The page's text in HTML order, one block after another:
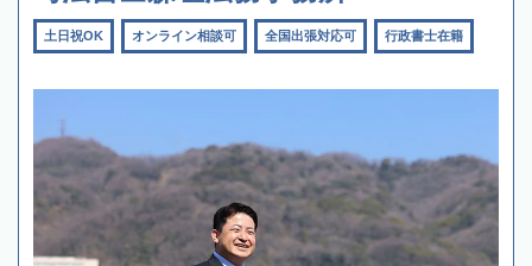
土日祝OK オンライン相談可 全国出張対応可 行政書士在籍